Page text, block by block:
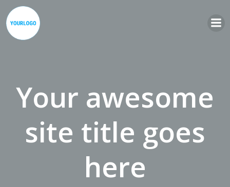
Your awesome
site title goes
here